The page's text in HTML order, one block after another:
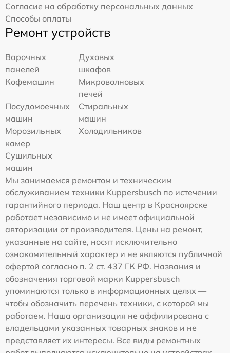
Согласие на обработку персональных данных
Способы оплаты
Ремонт устройств
Варочных
панелей
Духовых
шкафов
Кофемашин
Микроволновых
печей
Посудомоечных
машин
Стиральных
машин
Морозильных
камер
Холодильников
Сушильных
машин
Мы занимаемся ремонтом и техническим
обслуживанием техники Kuppersbusch по истечении
гарантийного периода. Наш центр в Красноярске
работает независимо и не имеет официальной
авторизации от производителя. Цены на ремонт,
указанные на сайте, носят исключительно
ознакомительный характер и не являются публичной
офертой согласно п. 2 ст. 437 ГК РФ. Названия и
обозначения торговой марки Kuppersbusch
упоминаются только в информационных целях —
чтобы обозначить перечень техники, с которой мы
работаем. Наша организация не аффилирована с
владельцами указанных товарных знаков и не
представляет их интересы. Все виды ремонтных